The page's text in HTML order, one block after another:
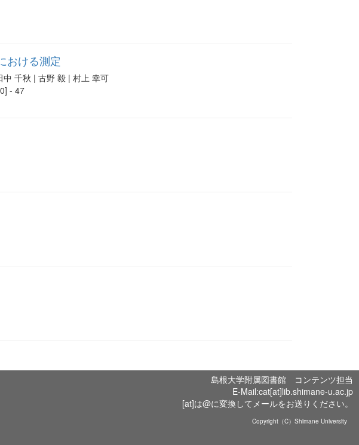
おける測定
千秋 | 古野 毅 | 村上 幸可
- 47
島根大学附属図書館 コンテンツ担当
E-Mail:cat[at]lib.shimane-u.ac.jp
[at]は@に変換してメールをお送りください。
Copyright（C）Shimane University